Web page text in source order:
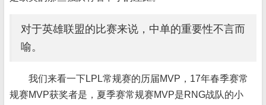
对于英雄联盟的比赛来说，中单的重要性不言而
喻。
我们来看一下LPL常规赛的历届MVP，17年春季赛常
规赛MVP获奖者是，夏季赛常规赛MVP是RNG战队的小